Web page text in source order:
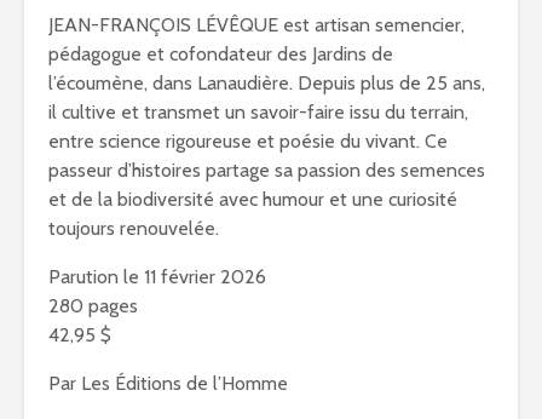
JEAN-FRANÇOIS LÉVÊQUE est artisan semencier,
pédagogue et cofondateur des Jardins de
l’écoumène, dans Lanaudière. Depuis plus de 25 ans,
il cultive et transmet un savoir-faire issu du terrain,
entre science rigoureuse et poésie du vivant. Ce
passeur d’histoires partage sa passion des semences
et de la biodiversité avec humour et une curiosité
toujours renouvelée.
Parution le 11 février 2026
280 pages
42,95 $
Par Les Éditions de l’Homme